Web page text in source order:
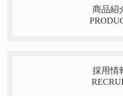
商品紹
採用情